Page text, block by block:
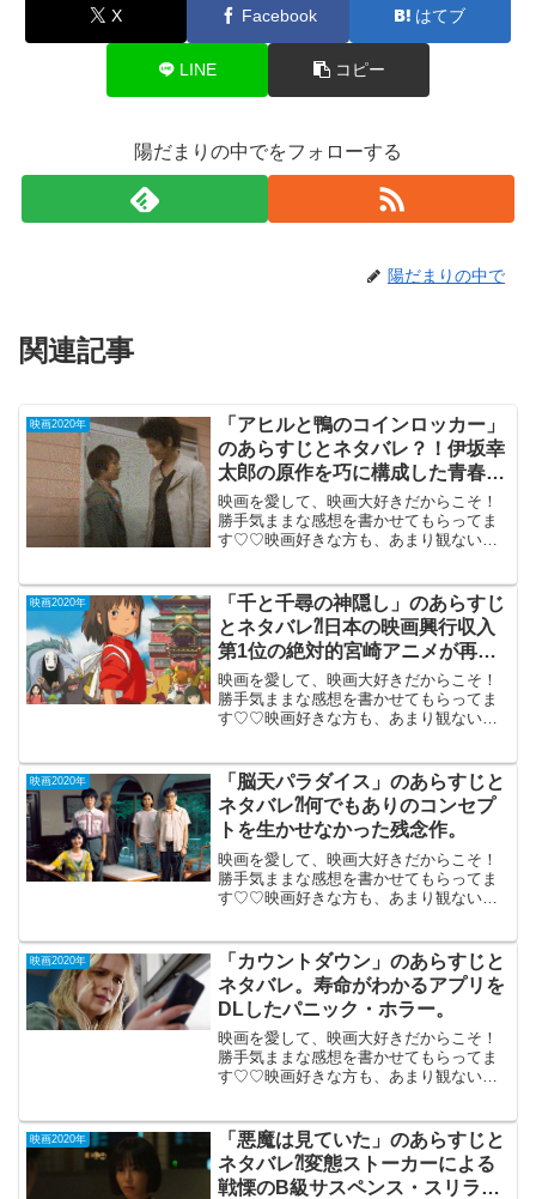
X Facebook はてブ
LINE コピー
陽だまりの中でをフォローする
陽だまりの中で
関連記事
映画2020年
「アヒルと鴨のコインロッカー」
のあらすじとネタバレ？！伊坂幸
太郎の原作を巧に構成した青春ミ
ステリー。
映画を愛して、映画大好きだからこそ！
勝手気ままな感想を書かせてもらってま
す♡♡映画好きな方も、あまり観ない方
月23日公開（110分）伊坂幸太...
映画2020年
「千と千尋の神隠し」のあらすじ
とネタバレ⁈日本の映画興行収入
第1位の絶対的宮崎アニメが再公
開。
映画を愛して、映画大好きだからこそ！
勝手気ままな感想を書かせてもらってま
す♡♡映画好きな方も、あまり観ない方
映画興行収入第1位の絶対的宮崎アニメが
再公...
映画2020年
「脳天パラダイス」のあらすじと
ネタバレ⁈何でもありのコンセプ
トを生かせなかった残念作。
映画を愛して、映画大好きだからこそ！
勝手気ままな感想を書かせてもらってま
す♡♡映画好きな方も、あまり観ない方
分）何でもありのコンセプトを 生かせな
かっ...
映画2020年
「カウントダウン」のあらすじと
ネタバレ。寿命がわかるアプリを
DLしたパニック・ホラー。
映画を愛して、映画大好きだからこそ！
勝手気ままな感想を書かせてもらってま
す♡♡映画好きな方も、あまり観ない方
わかるアプリをDLした若者たちのパニッ
ク・ホラ...
映画2020年
「悪魔は見ていた」のあらすじと
ネタバレ⁈変態ストーカーによる
戦慄のB級サスペンス・スリラ